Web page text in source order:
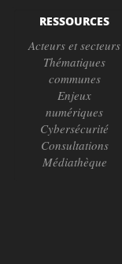
RESSOURCES
Acteurs et secteurs
Thématiques
communes
Enjeux
numériques
Cybersécurité
Consultations
Médiathèque